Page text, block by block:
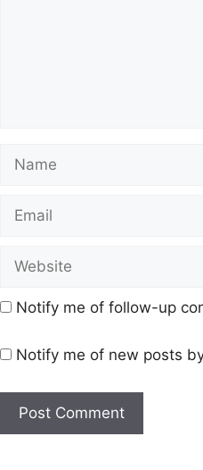
Notify me of follow-up
Notify me of new posts